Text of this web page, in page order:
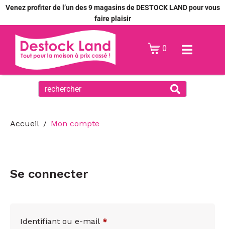
Venez profiter de l’un des 9 magasins de DESTOCK LAND pour vous
faire plaisir
0
Accueil Mon compte
Se connecter
Identifiant ou e-mail *